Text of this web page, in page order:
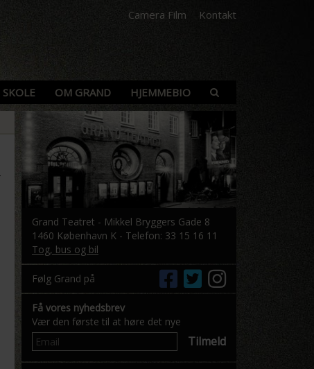
Camera Film Kontakt
SKOLE OM GRAND HJEMMEBIO
Grand Teatret - Mikkel Bryggers Gade 8
1460 København K - Telefon: 33 15 16 11
Tog, bus og bil
Følg Grand på
Få vores nyhedsbrev
Vær den første til at høre det nye
Tilmeld